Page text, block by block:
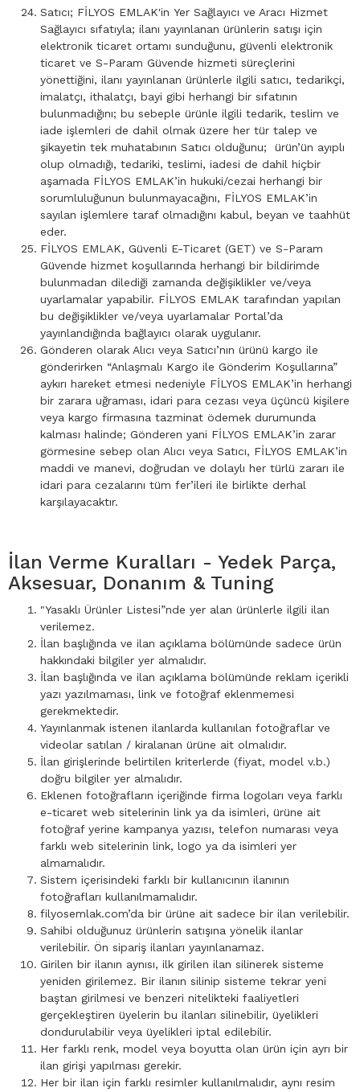
Satıcı; FİLYOS EMLAK'in Yer Sağlayıcı ve Aracı Hizmet
Sağlayıcı sıfatıyla; ilanı yayınlanan ürünlerin satışı için
elektronik ticaret ortamı sunduğunu, güvenli elektronik
ticaret ve S-Param Güvende hizmeti süreçlerini
yönettiğini, ilanı yayınlanan ürünlerle ilgili satıcı, tedarikçi,
imalatçı, ithalatçı, bayi gibi herhangi bir sıfatının
bulunmadığını; bu sebeple ürünle ilgili tedarik, teslim ve
iade işlemleri de dahil olmak üzere her tür talep ve
şikayetin tek muhatabının Satıcı olduğunu; ürün’ün ayıplı
olup olmadığı, tedariki, teslimi, iadesi de dahil hiçbir
aşamada FİLYOS EMLAK’in hukuki/cezai herhangi bir
sorumluluğunun bulunmayacağını, FİLYOS EMLAK’in
sayılan işlemlere taraf olmadığını kabul, beyan ve taahhüt
eder.
FİLYOS EMLAK, Güvenli E-Ticaret (GET) ve S-Param
Güvende hizmet koşullarında herhangi bir bildirimde
bulunmadan dilediği zamanda değişiklikler ve/veya
uyarlamalar yapabilir. FİLYOS EMLAK tarafından yapılan
bu değişiklikler ve/veya uyarlamalar Portal’da
yayınlandığında bağlayıcı olarak uygulanır.
Gönderen olarak Alıcı veya Satıcı’nın ürünü kargo ile
gönderirken “Anlaşmalı Kargo ile Gönderim Koşullarına”
aykırı hareket etmesi nedeniyle FİLYOS EMLAK’in herhangi
bir zarara uğraması, idari para cezası veya üçüncü kişilere
veya kargo firmasına tazminat ödemek durumunda
kalması halinde; Gönderen yani FİLYOS EMLAK’in zarar
görmesine sebep olan Alıcı veya Satıcı, FİLYOS EMLAK’in
maddi ve manevi, doğrudan ve dolaylı her türlü zararı ile
idari para cezalarını tüm fer’ileri ile birlikte derhal
karşılayacaktır.
İlan Verme Kuralları - Yedek Parça,
Aksesuar, Donanım & Tuning
"Yasaklı Ürünler Listesi”nde yer alan ürünlerle ilgili ilan
verilemez.
İlan başlığında ve ilan açıklama bölümünde sadece ürün
hakkındaki bilgiler yer almalıdır.
İlan başlığında ve ilan açıklama bölümünde reklam içerikli
yazı yazılmaması, link ve fotoğraf eklenmemesi
gerekmektedir.
Yayınlanmak istenen ilanlarda kullanılan fotoğraflar ve
videolar satılan / kiralanan ürüne ait olmalıdır.
İlan girişlerinde belirtilen kriterlerde (fiyat, model v.b.)
doğru bilgiler yer almalıdır.
Eklenen fotoğrafların içeriğinde firma logoları veya farklı
e-ticaret web sitelerinin link ya da isimleri, ürüne ait
fotoğraf yerine kampanya yazısı, telefon numarası veya
farklı web sitelerinin link, logo ya da isimleri yer
almamalıdır.
Sistem içerisindeki farklı bir kullanıcının ilanının
fotoğrafları kullanılmamalıdır.
filyosemlak.com’da bir ürüne ait sadece bir ilan verilebilir.
Sahibi olduğunuz ürünlerin satışına yönelik ilanlar
verilebilir. Ön sipariş ilanları yayınlanamaz.
Girilen bir ilanın aynısı, ilk girilen ilan silinerek sisteme
yeniden girilemez. Bir ilanın silinip sisteme tekrar yeni
baştan girilmesi ve benzeri nitelikteki faaliyetleri
gerçekleştiren üyelerin bu ilanları silinebilir, üyelikleri
dondurulabilir veya üyelikleri iptal edilebilir.
Her farklı renk, model veya boyutta olan ürün için ayrı bir
ilan girişi yapılması gerekir.
Her bir ilan için farklı resimler kullanılmalıdır, aynı resim